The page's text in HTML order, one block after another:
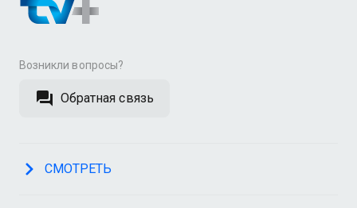
Возникли вопросы?
Обратная связь
СМОТРЕТЬ